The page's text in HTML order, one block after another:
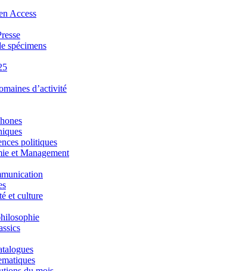
Access
spécimens
d’activité
politiques
et Management
et culture